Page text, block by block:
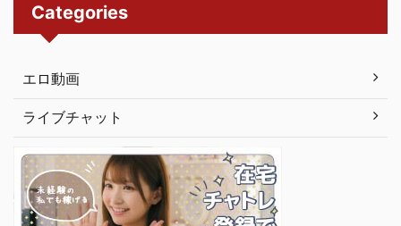
Categories
エロ動画
ライブチャット